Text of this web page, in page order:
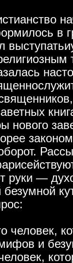
в
нового
руки —
безумной
человек,
и